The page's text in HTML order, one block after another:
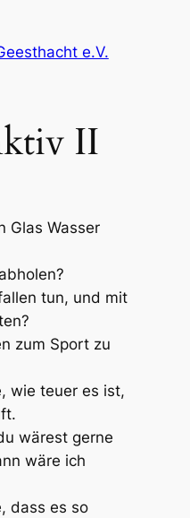
e.V.
II
Glas Wasser
tun, und mit
zum Sport zu
wie teuer es ist,
wärest gerne
wäre ich
dass es so